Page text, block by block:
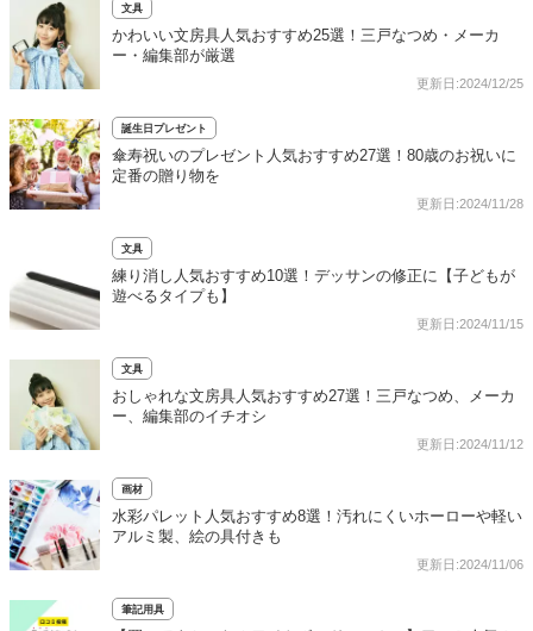
文具
かわいい文房具人気おすすめ25選！三戸なつめ・メーカ
ー・編集部が厳選
更新日:2024/12/25
誕生日プレゼント
傘寿祝いのプレゼント人気おすすめ27選！80歳のお祝いに
定番の贈り物を
更新日:2024/11/28
文具
練り消し人気おすすめ10選！デッサンの修正に【子どもが
遊べるタイプも】
更新日:2024/11/15
文具
おしゃれな文房具人気おすすめ27選！三戸なつめ、メーカ
ー、編集部のイチオシ
更新日:2024/11/12
画材
水彩パレット人気おすすめ8選！汚れにくいホーローや軽い
アルミ製、絵の具付きも
更新日:2024/11/06
筆記用具